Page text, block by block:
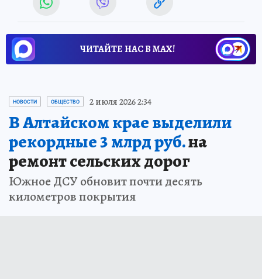
ЧИТАЙТЕ НАС В МАХ!
НОВОСТИ ОБЩЕСТВО 2 июля 2026 2:34
В Алтайском крае выделили
рекордные 3 млрд руб.на
ремонт сельских дорог
Южное ДСУ обновит почти десять
километров покрытия